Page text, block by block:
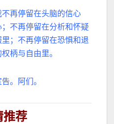
再停留在头脑的信心
不再停留在分析和怀疑
；不再停留在恐惧和退
柄与自由里。
。 阿们。
推荐